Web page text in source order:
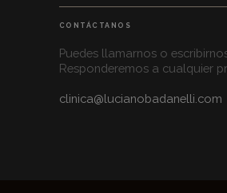
CONTÁCTANOS
Puedes llamarnos o
Responderemos a cualquier
clinica@lucianobadanelli.com